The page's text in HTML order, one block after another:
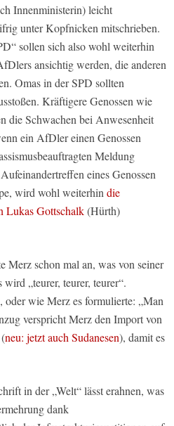
Innenministerin) leicht
unter Kopfnicken mitschrieben.
sollen sich also wohl weiterhin
ansichtig werden, die anderen
Omas in der SPD sollten
Kräftigere Genossen wie
die Schwachen bei Anwesenheit
ein AfDler einen Genossen
Meldung
eines Genossen
wird wohl weiterhindie
Lukas Gottschalk(Hürth)
Merz schon mal an, was von seiner
„teurer, teurer, teurer“.
oder wie Merz es formulierte: „Man
verspricht Merz den Import von
neu: jetzt auch Sudanesen), damit es
in der „Welt“ lässt erahnen, was
dank